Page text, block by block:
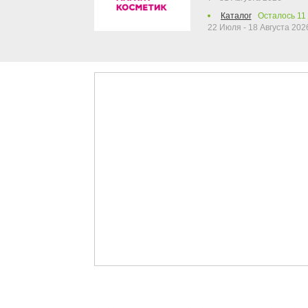
Каталог
Осталось 11
22 Июля - 18 Августа